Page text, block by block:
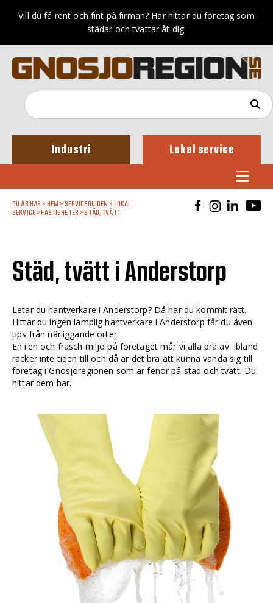
Vill du få rent och fint på firman? Här hittar du företag som
städar och tvättar åt dig.
Industri Lokal service
DU ÄR HÄR » HEM » SERVICEGUIDEN »
LOKAL
SERVICE» FASTIGHETER »STÄD, TVÄTT
Städ, tvätt i Anderstorp
Letar du hantverkare i Anderstorp? Då har du kommit rätt.
Hittar du ingen lämplig hantverkare i Anderstorp får du även
tips från närliggande orter.
En ren och fräsch miljö på företaget mår vi alla bra av. Ibland
räcker inte tiden till och då är det bra att kunna vända sig till
företag i Gnosjöregionen som är fenor på städ och tvätt. Du
hittar dem här.